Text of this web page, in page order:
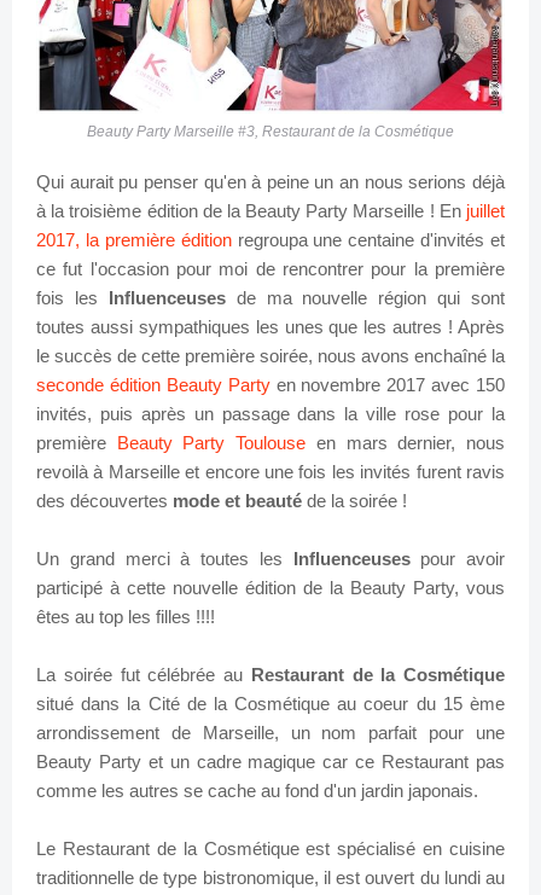
Beauty Party Marseille #3, Restaurant de la Cosmétique
Qui aurait pu penser qu'en à peine un an nous serions déjà
à la troisième édition de la Beauty Party Marseille ! En juillet
2017, la première éditionregroupa une centaine d'invités et
ce fut l'occasion pour moi de rencontrer pour la première
fois les Influenceuses de ma nouvelle région qui sont
toutes aussi sympathiques les unes que les autres ! Après
le succès de cette première soirée, nous avons enchaîné la
seconde édition Beauty Partyen novembre 2017 avec 150
invités, puis après un passage dans la ville rose pour la
première Beauty Party Toulouse en mars dernier, nous
revoilà à Marseille et encore une fois les invités furent ravis
des découvertes mode et beauté de la soirée !
Un grand merci à toutes les Influenceuses pour avoir
participé à cette nouvelle édition de la Beauty Party, vous
êtes au top les filles !!!!
La soirée fut célébrée au Restaurant de la Cosmétique
situé dans la Cité de la Cosmétique au coeur du 15 ème
arrondissement de Marseille, un nom parfait pour une
Beauty Party et un cadre magique car ce Restaurant pas
comme les autres se cache au fond d'un jardin japonais.
Le Restaurant de la Cosmétique est spécialisé en cuisine
traditionnelle de type bistronomique, il est ouvert du lundi au